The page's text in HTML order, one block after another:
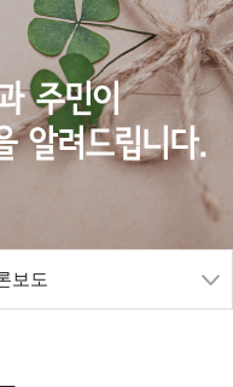
주민이
알려드립니다.
보도